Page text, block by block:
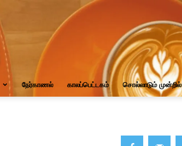
நேர்காணல் காலப்பெட்டகம் சொல்லாடும் முன்றில்